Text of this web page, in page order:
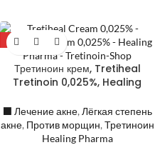
-31%
Третиноин крем, Tretiheal
Tretinoin 0,025%, Healing
⬛️ Лечение акне, Лёгкая степень
акне, Против морщин, Третиноин
Healing Pharma